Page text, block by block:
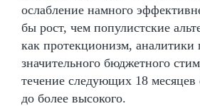
ослабление намного
бы рост, чем популистские
как протекционизм,
значительного бюджетного
течение следующих 18 месяцев
до более высокого.